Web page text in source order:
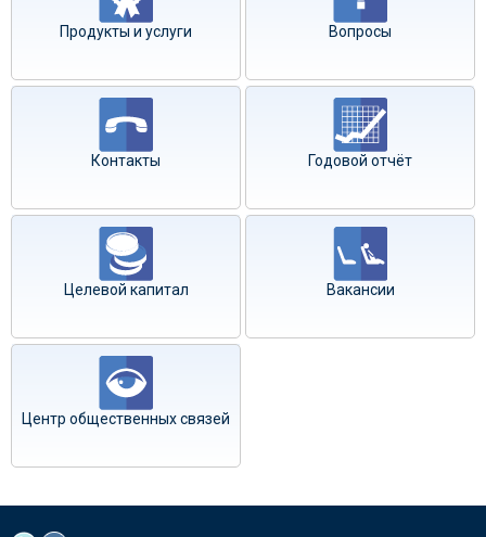
Продукты и услуги Вопросы
Контакты Годовой отчёт
Целевой капитал Вакансии
Центр общественных связей